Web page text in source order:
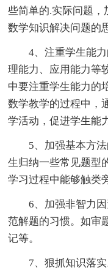
些简单的.实际问题，
数学知识解决问题的
4、注重学生能力
理能力、应用能力等
中要注重学生能力的
数学教学的过程中，
学活动，促进学生能
5、加强基本方法
生归纳一些常见题型
学习过程中能够触类
6、加强非智力因
范解题的习惯。如审
记等。
7、狠抓知识落实